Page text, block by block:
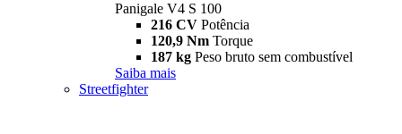
Panigale V4 S 100
216 CV Potência
120,9 Nm Torque
187 kg Peso bruto sem combustível
Saiba mais
Streetfighter